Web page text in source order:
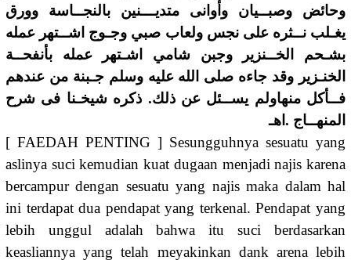
وحائض وصبــيان وأوانى متديـــنين بالنجــاسة وورق
يغـلب نــثره على نجس ولعاب صبي وجـوج اشــتهر عمله
بشـحم الخــنزير وجبن شامي اشـتهر عمله بأنفحــة
الخنـزير وقد جاءه صلى الله عليه وسلم جـبنة من عندهم
فــأكل منهاولم يســئل عن ذلك. ذكره شيخـنا فى شرح
المنهــاج .اهـ
[ FAEDAH PENTING ] Sesungguhnya sesuatu yang
aslinya suci kemudian kuat dugaan menjadi najis karena
bercampur dengan sesuatu yang najis maka dalam hal
ini terdapat dua pendapat yang terkenal. Pendapat yang
lebih unggul adalah bahwa itu suci berdasarkan
keasliannya yang telah meyakinkan dank arena lebih